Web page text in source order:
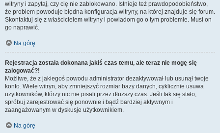
witryny i zapytaj, czy cię nie zablokowano. Istnieje też prawdopodobieństwo,
że problem powoduje błędna konfiguracja witryny, na której znajduje się forum.
Skontaktuj się z właścicielem witryny i powiadom go o tym problemie. Musi on
go naprawić.
Na górę
Rejestracja została dokonana jakiś czas temu, ale teraz nie mogę się
zalogować?!
Możliwe, że z jakiegoś powodu administrator dezaktywował lub usunął twoje
konto. Wiele witryn, aby zmniejszyć rozmiar bazy danych, cyklicznie usuwa
użytkowników, którzy nic nie pisali przez dłuższy czas. Jeśli tak się stało,
spróbuj zarejestrować się ponownie i bądź bardziej aktywnym i
zaangażowanym w dyskusje użytkownikiem.
Na górę